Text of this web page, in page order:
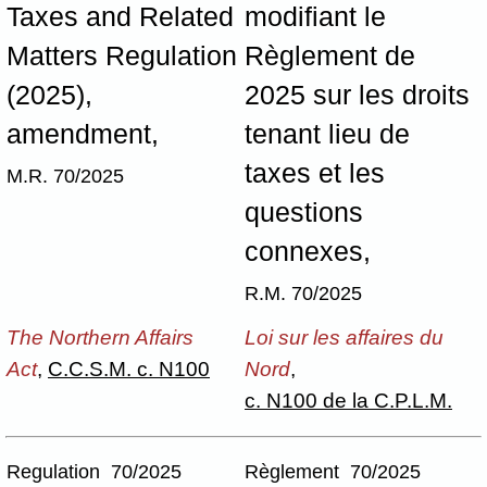
Taxes and Related
Matters Regulation
(2025),
amendment,
M.R. 70/2025
modifiant le
Règlement de
2025 sur les droits
tenant lieu de
taxes et les
questions
connexes,
R.M. 70/2025
The Northern Affairs
Act, C.C.S.M. c. N100
Loi sur les affaires du
Nord,
c. N100 de la C.P.L.M.
Regulation 70/2025
Règlement 70/2025